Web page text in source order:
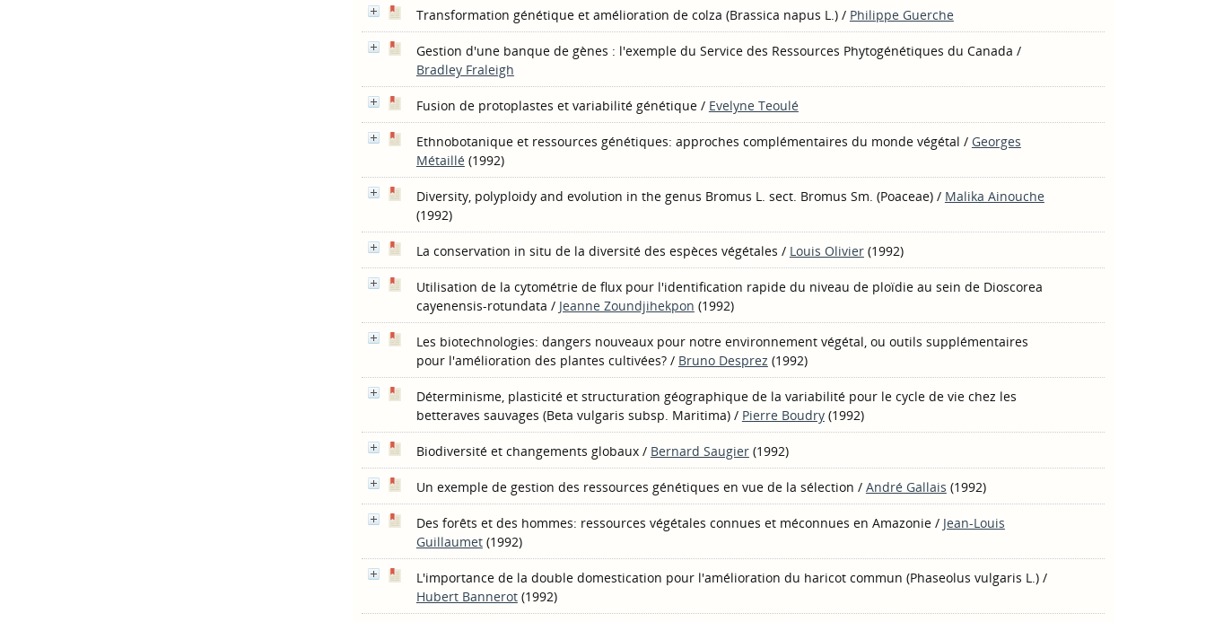
Transformation génétique et amélioration de colza (Brassica napus L.)/ Philippe Guerche
Gestion d'une banque de gènes : l'exemple du Service des Ressources Phytogénétiques du Canada /
Bradley Fraleigh
Fusion de protoplastes et variabilité génétique/ Evelyne Teoulé
Ethnobotanique et ressources génétiques: approches complémentaires du monde végétal / Georges
Métaillé(1992)
Diversity, polyploidy and evolution in the genus Bromus L. sect. Bromus Sm. (Poaceae)/ Malika Ainouche
(1992)
La conservation in situ de la diversité des espèces végétales / Louis Olivier(1992)
Utilisation de la cytométrie de flux pour l'identification rapide du niveau de ploïdie au sein de Dioscorea
cayenensis-rotundata / Jeanne Zoundjihekpon (1992)
Les biotechnologies: dangers nouveaux pour notre environnement végétal, ou outils supplémentaires
pour l'amélioration des plantes cultivées?/ Bruno Desprez (1992)
Déterminisme, plasticité et structuration géographique de la variabilité pour le cycle de vie chez les
betteraves sauvages (Beta vulgaris subsp. Maritima)/ Pierre Boudry(1992)
Biodiversité et changements globaux/ Bernard Saugier(1992)
Un exemple de gestion des ressources génétiques en vue de la sélection / André Gallais (1992)
Des forêts et des hommes: ressources végétales connues et méconnues en Amazonie/ Jean-Louis
Guillaumet(1992)
L'importance de la double domestication pour l'amélioration du haricot commun (Phaseolus vulgaris L.)/
Hubert Bannerot(1992)